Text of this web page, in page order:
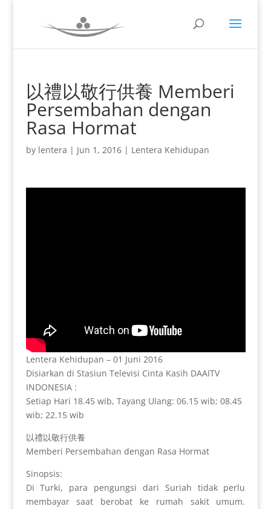
以禮以敬行供養 Memberi
Persembahan dengan
Rasa Hormat
by lentera | Jun 1, 2016| Lentera Kehidupan
Lentera Kehidupan – 01 Juni 2016
Disiarkan di Stasiun Televisi Cinta Kasih DAAITV
INDONESIA :
Setiap Hari 18.45 wib, Tayang Ulang: 06.15 wib; 08.45
wib; 22.15 wib
以禮以敬行供養
Memberi Persembahan dengan Rasa Hormat
Sinopsis:
Di Turki, para pengungsi dari Suriah tidak perlu
membayar saat berobat ke rumah sakit umum.